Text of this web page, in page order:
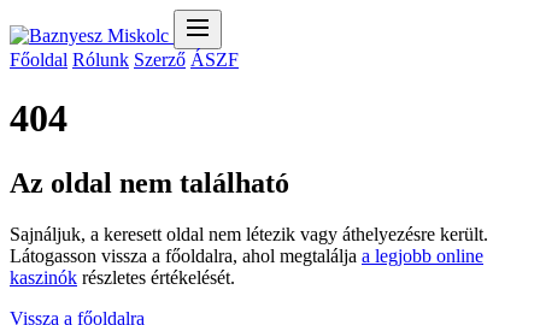
Főoldal Rólunk Szerző ÁSZF
404
Az oldal nem található
Sajnáljuk, a keresett oldal nem létezik vagy áthelyezésre került.
Látogasson vissza a főoldalra, ahol megtalálja a legjobb online
kaszinók részletes értékelését.
Vissza a főoldalra